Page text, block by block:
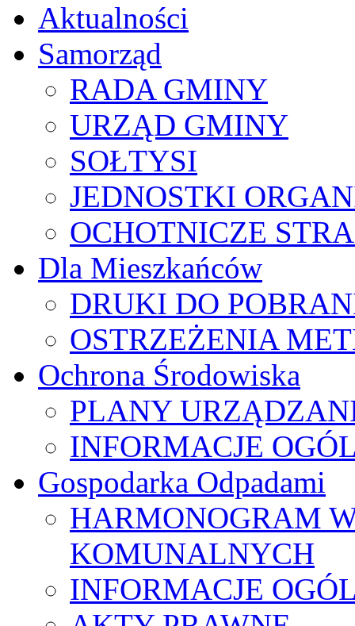
Aktualności
Samorząd
RADA GMINY
URZĄD GMINY
SOŁTYSI
JEDNOSTKI
OCHOTNICZE
Dla Mieszkańców
DRUKI DO
OSTRZEŻENIA
Ochrona Środowiska
PLANY
INFORMACJE
Gospodarka Odpadami
HARMONOGRAM
KOMUNALNYCH
INFORMACJE